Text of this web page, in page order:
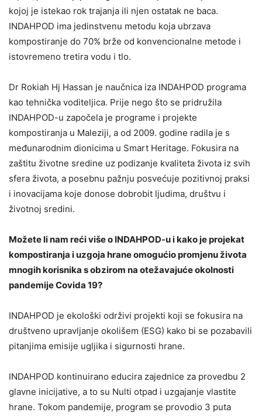
kojoj je istekao rok trajanja ili njen ostatak ne baca.
INDAHPOD ima jedinstvenu metodu koja ubrzava
kompostiranje do 70% brže od konvencionalne metode i
istovremeno tretira vodu i tlo.
Dr Rokiah Hj Hassan je naučnica iza INDAHPOD programa
kao tehnička voditeljica. Prije nego što se pridružila
INDAHPOD-u započela je programe i projekte
kompostiranja u Maleziji, a od 2009. godine radila je s
međunarodnim dionicima u Smart Heritage. Fokusira na
zaštitu životne sredine uz podizanje kvaliteta života iz svih
sfera života, a posebnu pažnju posvećuje pozitivnoj praksi
i inovacijama koje donose dobrobit ljudima, društvu i
životnoj sredini.
Možete li nam reći više o INDAHPOD-u i kako je projekat
kompostiranja i uzgoja hrane omogućio promjenu života
mnogih korisnika s obzirom na otežavajuće okolnosti
pandemije Covida 19?
INDAHPOD je ekološki održivi projekti koji se fokusira na
društveno upravljanje okolišem (ESG) kako bi se pozabavili
pitanjima emisije ugljika i sigurnosti hrane.
INDAHPOD kontinuirano educira zajednice za provedbu 2
glavne inicijative, a to su Nulti otpad i uzgajanje vlastite
hrane. Tokom pandemije, program se provodio 3 puta